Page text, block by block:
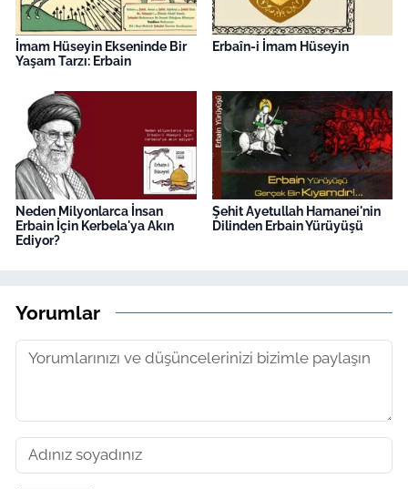
İmam Hüseyin Ekseninde Bir
Yaşam Tarzı: Erbain
Erbaîn-i İmam Hüseyin
Neden Milyonlarca İnsan
Erbain İçin Kerbela'ya Akın
Ediyor?
Şehit Ayetullah Hamanei'nin
Dilinden Erbain Yürüyüşü
Yorumlar